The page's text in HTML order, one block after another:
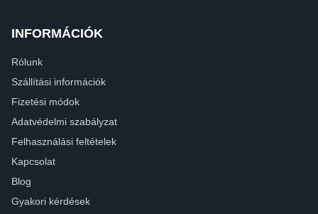
INFORMÁCIÓK
Rólunk
Szállítási információk
Fizetési módok
Adatvédelmi szabályzat
Felhasználási feltételek
Kapcsolat
Blog
Gyakori kérdések